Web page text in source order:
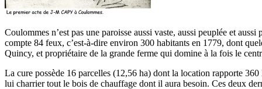
Coulommes n’est pas une paroisse aussi vaste, aussi peuplée et
compte 84 feux, c’est-à-dire environ 300 habitants en 1779, dont
Quincy, et propriétaire de la grande ferme qui domine à la fois le
La cure possède 16 parcelles (12,56 ha) dont la location rapporte
lui charrier tout le bois de chauffage dont il aura besoin. Ces deux